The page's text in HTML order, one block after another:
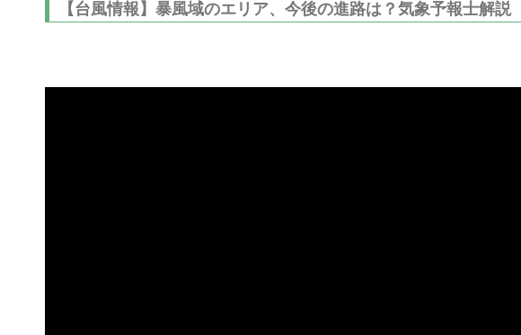
【台風情報】暴風域のエリア、今後の進路は？気象予報士解説